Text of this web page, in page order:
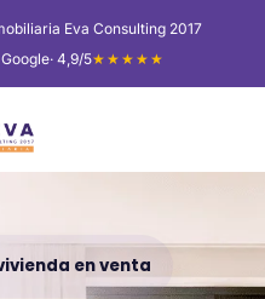
Eva Consulting 2017
· 4,9/5★★★★★
en venta